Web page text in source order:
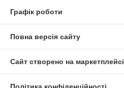
Графік роботи
Повна версія сайту
Сайт створено на маркетплейсі